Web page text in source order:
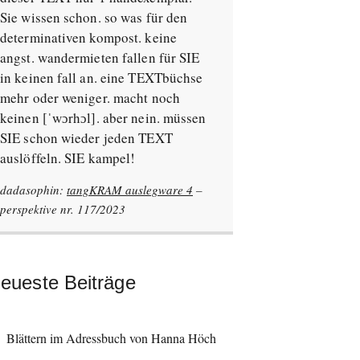
Sie wissen schon. so was für den
determinativen kompost. keine
angst. wandermieten fallen für SIE
in keinen fall an. eine TEXTbüchse
mehr oder weniger. macht noch
keinen [ˈwɔrhɔl]. aber nein. müssen
SIE schon wieder jeden TEXT
auslöffeln. SIE kampel!
dadasophin: tangKRAM auslegware 4 –
perspektive nr. 117/2023
Beiträge
Blättern im Adressbuch von Hanna Höch